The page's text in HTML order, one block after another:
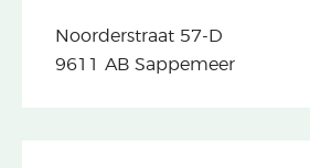
Noorderstraat 57-D
9611 AB Sappemeer